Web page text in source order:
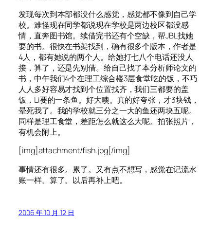
发现每次到本部都没什么感觉，感觉都不像到自己学
校。难怪现在同学都说现在学校是两边校区都没感
情，直奔图书馆。续借完书还有个空缺，帮JBL找她
要的书。很快在书架找到，确有很多个版本，作者是
4人，都有她说的两个人。给她打七八个电话还没人
接，算了，还是先别借。给自己找了本分析师论文的
书，中午我们4个在理工综合楼3层食堂吃的饭，不巧
人人多好容易才找到个位置找齐，我们三都要的盖
饭，Li要的一条鱼。好大噢。真的好夸张，才3块钱，
晕死我了。我的学校就三分之一大的鱼还两块五呢。
同样是理工食堂，差距怎么就这么大呢。拍张照片，
有机会附上。
[img]attachment/fish.jpg[/img]
事情还有很多。累了。又有点不想写，感觉在记流水
账一样。算了。以后再补上吧。
2006 年 10 月 12 日